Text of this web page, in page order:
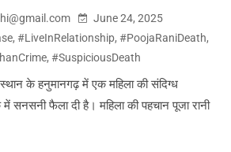
June 24, 2025
, #LiveInRelationship, #PoojaRaniDeath,
, #SuspiciousDeath
के हनुमानगढ़ में एक महिला की संदिग्ध
में सनसनी फैला दी है। महिला की पहचान पूजा रानी